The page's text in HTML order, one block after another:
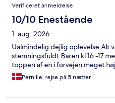
Verificeret anmeldelse
10/10 Enestående
1. aug. 2026
Ualmindelig dejlig oplevelse.Alt
stemningsfuldt.Baren kl 16 -17
toppen af en i forvejen meget
Pernille, rejse på 5 nætter